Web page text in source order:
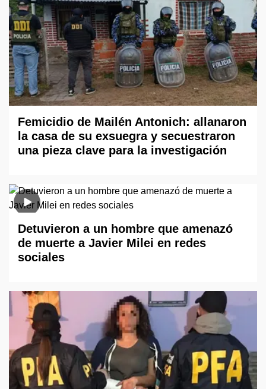
Femicidio de Mailén Antonich: allanaron
la casa de su exsuegra y secuestraron
una pieza clave para la investigación
Detuvieron a un hombre que amenazó
de muerte a Javier Milei en redes
sociales